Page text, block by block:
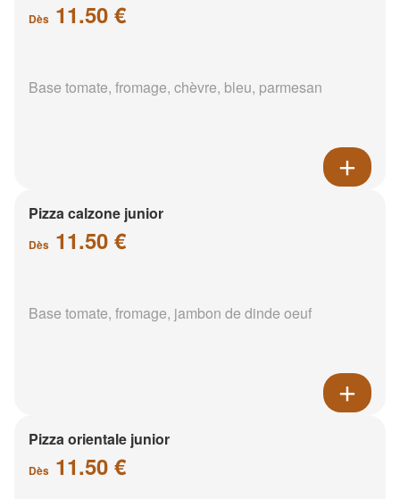
Dès 11.50 €
Base tomate, fromage, chèvre, bleu, parmesan
Pizza calzone junior
Dès 11.50 €
Base tomate, fromage, jambon de dinde oeuf
Pizza orientale junior
Dès 11.50 €